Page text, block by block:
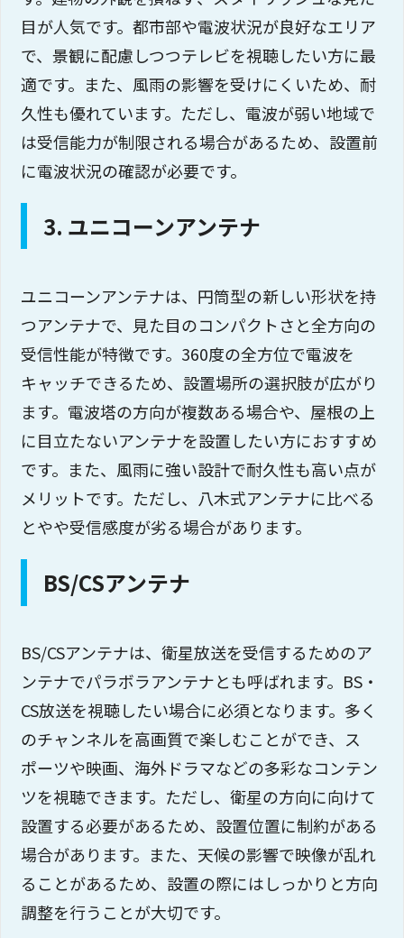
目が人気です。都市部や電波状況が良好なエリア
で、景観に配慮しつつテレビを視聴したい方に最
適です。また、風雨の影響を受けにくいため、耐
久性も優れています。ただし、電波が弱い地域で
は受信能力が制限される場合があるため、設置前
に電波状況の確認が必要です。
3. ユニコーンアンテナ
ユニコーンアンテナは、円筒型の新しい形状を持
つアンテナで、見た目のコンパクトさと全方向の
受信性能が特徴です。360度の全方位で電波を
キャッチできるため、設置場所の選択肢が広がり
ます。電波塔の方向が複数ある場合や、屋根の上
に目立たないアンテナを設置したい方におすすめ
です。また、風雨に強い設計で耐久性も高い点が
メリットです。ただし、八木式アンテナに比べる
とやや受信感度が劣る場合があります。
BS/CSアンテナ
BS/CSアンテナは、衛星放送を受信するためのア
ンテナでパラボラアンテナとも呼ばれます。BS・
CS放送を視聴したい場合に必須となります。多く
のチャンネルを高画質で楽しむことができ、ス
ポーツや映画、海外ドラマなどの多彩なコンテン
ツを視聴できます。ただし、衛星の方向に向けて
設置する必要があるため、設置位置に制約がある
場合があります。また、天候の影響で映像が乱れ
ることがあるため、設置の際にはしっかりと方向
調整を行うことが大切です。